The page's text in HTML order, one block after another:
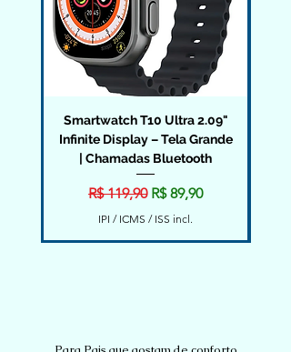
Smartwatch T10 Ultra 2.09"
Infinite Display – Tela Grande
| Chamadas Bluetooth
Preço normal
R$ 119,90 Preço promocional
R$ 89,90
IPI / ICMS / ISS incl.